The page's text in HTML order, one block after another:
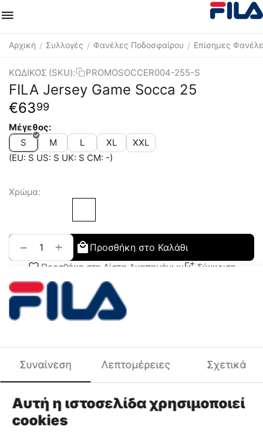
Αρχική / Συλλογές / Φανέλες Ποδοσφαίρου / Επίσημες
ΚΩΔΙΚΟΣ (SKU): PROMOSOCCER004-255-S
FILA Jersey Game Socca 25
€6399
Μέγεθος:
S
M L XL
XXL
(EU: S US: S UK: S CM: -)
Χρώμα:
+
− Προσθήκη στο Καλάθι
Προσθήκη στη Λίστα Αγαπημένων Σύγκριση
Περιγραφή Χρώματος
Φύλο
Μάρκα
FILA
Κωδικός
PROMOSOCCER004
Μέγεθος
Συναίνεση Λεπτομέρειες Σχετικά
Αυτή η ιστοσελίδα χρησιμοποιεί
cookies